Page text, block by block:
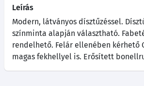
Leírás
Modern, látványos dísztűzéssel.
színminta alapján választható.
rendelhető. Felár ellenében kérhető
magas fekhellyel is. Erősített